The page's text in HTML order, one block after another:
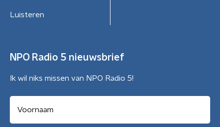
Luisteren
NPO Radio 5 nieuwsbrief
Ik wil niks missen van NPO Radio 5!